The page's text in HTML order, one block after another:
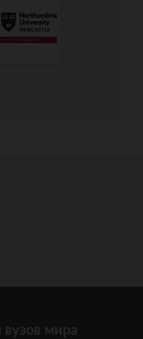
вузов мира